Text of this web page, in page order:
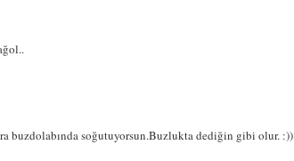
buzdolabında soğutuyorsun.Buzlukta dediğin gibi olur. :))